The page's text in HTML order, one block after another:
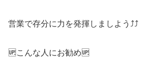
営業で存分に力を発揮しましよう⤴⤴
🆙こんな人にお勧め🆙